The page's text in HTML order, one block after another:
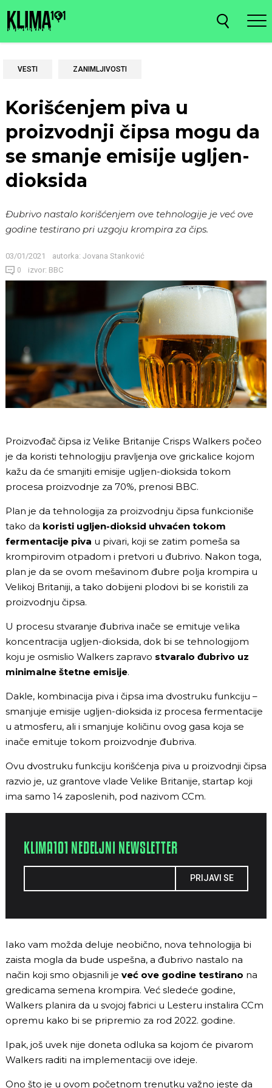
VESTI ZANIMLJIVOSTI
Korišćenjem piva u
proizvodnji čipsa mogu da
se smanje emisije ugljen-
dioksida
Đubrivo nastalo korišćenjem ove tehnologije je već ove
godine testirano pri uzgoju krompira za čips.
03/01/2021 autorka: Jovana Stanković
0 izvor: BBC
Proizvođač čipsa iz Velike Britanije Crisps Walkers počeo
je da koristi tehnologiju pravljenja ove grickalice kojom
kažu da će smanjiti emisije ugljen-dioksida tokom
procesa proizvodnje za 70%, prenosi BBC.
Plan je da tehnologija za proizvodnju čipsa funkcioniše
tako da koristi ugljen-dioksid uhvaćen tokom
fermentacije piva u pivari, koji se zatim pomeša sa
krompirovim otpadom i pretvori u đubrivo. Nakon toga,
plan je da se ovom mešavinom đubre polja krompira u
Velikoj Britaniji, a tako dobijeni plodovi bi se koristili za
proizvodnju čipsa.
U procesu stvaranje đubriva inače se emituje velika
koncentracija ugljen-dioksida, dok bi se tehnologijom
koju je osmislio Walkers zapravo stvaralo đubrivo uz
minimalne štetne emisije.
Dakle, kombinacija piva i čipsa ima dvostruku funkciju –
smanjuje emisije ugljen-dioksida iz procesa fermentacije
u atmosferu, ali i smanjuje količinu ovog gasa koja se
inače emituje tokom proizvodnje đubriva.
Ovu dvostruku funkciju korišćenja piva u proizvodnji čipsa
razvio je, uz grantove vlade Velike Britanije, startap koji
ima samo 14 zaposlenih, pod nazivom CCm.
KLIMA101 NEDELJNI NEWSLETTER
PRIJAVI SE
Iako vam možda deluje neobično, nova tehnologija bi
zaista mogla da bude uspešna, a đubrivo nastalo na
način koji smo objasnili je već ove godine testirano na
gredicama semena krompira. Već sledeće godine,
Walkers planira da u svojoj fabrici u Lesteru instalira CCm
opremu kako bi se pripremio za rod 2022. godine.
Ipak, još uvek nije doneta odluka sa kojom će pivarom
Walkers raditi na implementaciji ove ideje.
Ono što je u ovom početnom trenutku važno jeste da